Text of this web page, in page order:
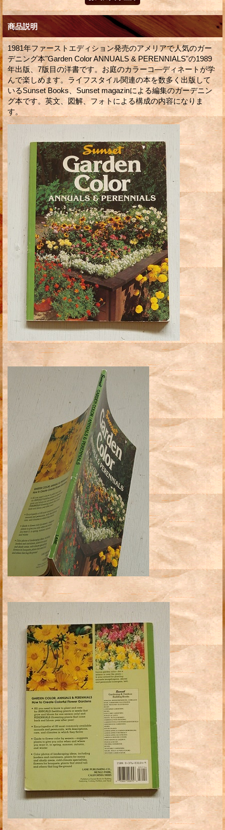
商品説明
1981年ファーストエディション発売のアメリアで人気のガー
デニング本"Garden Color ANNUALS & PERENNIALS"の1989
年出版、7版目の洋書です。お庭のカラーコ―ディネートが学
んで楽しめます。ライフスタイル関連の本を数多く出版して
いるSunset Books、Sunset magazinによる編集のガーデニン
グ本です。英文、図解、フォトによる構成の内容になりま
す。